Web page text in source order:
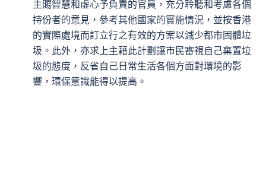
主賜智慧和虛心予負責的官員，充分聆聽和考慮各個
持份者的意見，參考其他國家的實施情況，並按香港
的實際處境而訂立行之有效的方案以減少都市固體垃
圾。此外，亦求上主藉此計劃讓市民審視自己棄置垃
圾的態度，反省自己日常生活各個方面對環境的影
響，環保意識能得以提高。